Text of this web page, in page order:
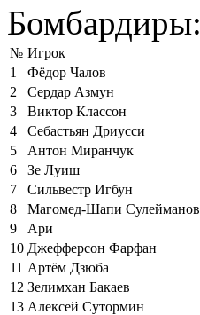
Бомбардиры:
№ Игрок
1
Фёдор Чалов
2
Сердар Азмун
3
Виктор Классон
4
Себастьян Дриусси
5
Антон Миранчук
6
Зе Луиш
7
Сильвестр Игбун
8
Магомед-Шапи Сулейманов
9
Ари
10 Джефферсон Фарфан
11 Артём Дзюба
12 Зелимхан Бакаев
13 Алексей Сутормин